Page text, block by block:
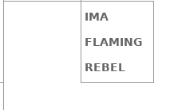
IMA
FLAMING
REBEL